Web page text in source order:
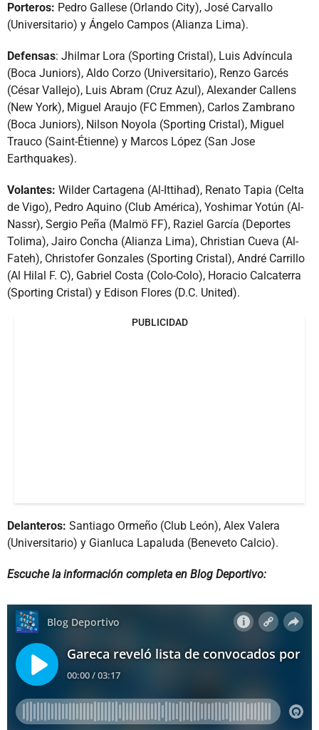
Porteros: Pedro Gallese (Orlando City), José Carvallo
(Universitario) y Ángelo Campos (Alianza Lima).
Defensas: Jhilmar Lora (Sporting Cristal), Luis Advíncula
(Boca Juniors), Aldo Corzo (Universitario), Renzo Garcés
(César Vallejo), Luis Abram (Cruz Azul), Alexander Callens
(New York), Miguel Araujo (FC Emmen), Carlos Zambrano
(Boca Juniors), Nilson Noyola (Sporting Cristal), Miguel
Trauco (Saint-Étienne) y Marcos López (San Jose
Earthquakes).
Volantes: Wilder Cartagena (Al-Ittihad), Renato Tapia (Celta
de Vigo), Pedro Aquino (Club América), Yoshimar Yotún (Al-
Nassr), Sergio Peña (Malmö FF), Raziel García (Deportes
Tolima), Jairo Concha (Alianza Lima), Christian Cueva (Al-
Fateh), Christofer Gonzales (Sporting Cristal), André Carrillo
(Al Hilal F. C), Gabriel Costa (Colo-Colo), Horacio Calcaterra
(Sporting Cristal) y Edison Flores (D.C. United).
PUBLICIDAD
Delanteros: Santiago Ormeño (Club León), Alex Valera
(Universitario) y Gianluca Lapaluda (Beneveto Calcio).
Escuche la información completa en Blog Deportivo: